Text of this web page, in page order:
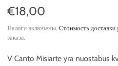
€18,00
Налоги включены. Стоимость доставки
заказа.
V Canto Misiarte yra nuostabus